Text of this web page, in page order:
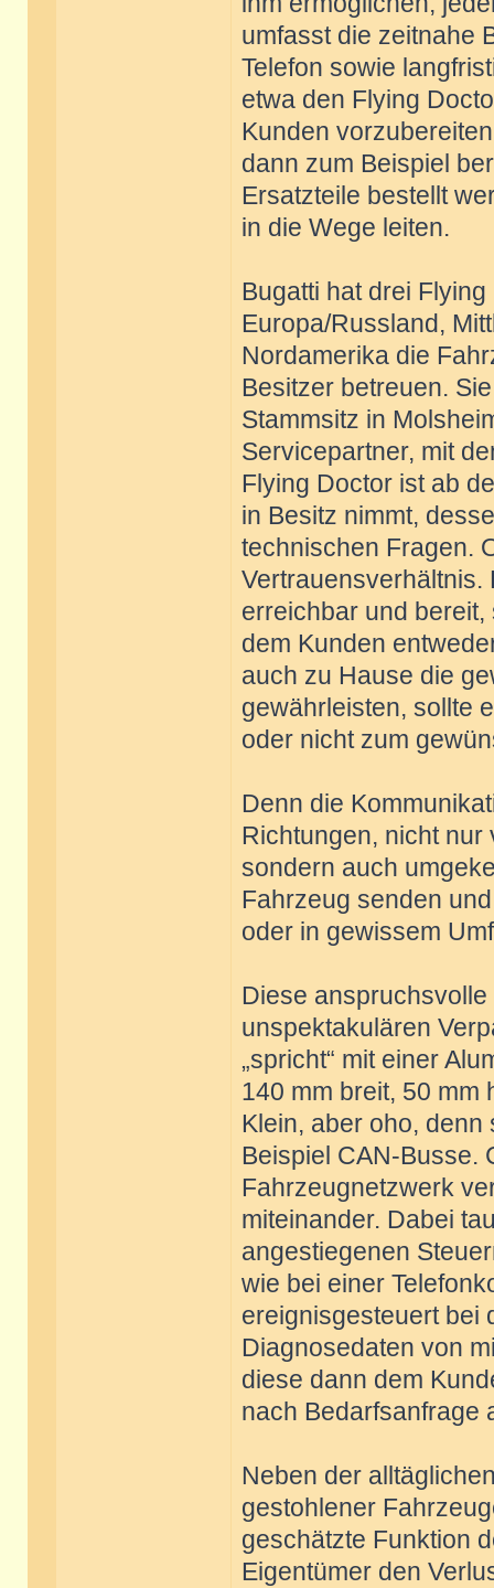
umfasst die zeitnahe
Telefon sowie
etwa den Flying
Kunden
dann zum Beispiel
Ersatzteile bestellt
in die Wege leiten.
Bugatti hat drei
Europa/Russland,
Nordamerika die
Besitzer betreuen.
Stammsitz in
Servicepartner, mit
Flying Doctor ist ab
in Besitz nimmt,
technischen Fragen.
Vertrauensverhältnis.
erreichbar und
dem Kunden
auch zu Hause die
gewährleisten, sollte
oder nicht zum
Denn die
Richtungen, nicht
sondern auch
Fahrzeug senden
oder in gewissem
Diese
unspektakulären
„spricht“ mit einer
140 mm breit, 50 mm
Klein, aber oho,
Beispiel CAN-Busse.
Fahrzeugnetzwerk
miteinander. Dabei
angestiegenen
wie bei einer
ereignisgesteuert bei
Diagnosedaten von
diese dann dem
nach Bedarfsanfrage
Neben der
gestohlener
geschätzte Funktion
Eigentümer den